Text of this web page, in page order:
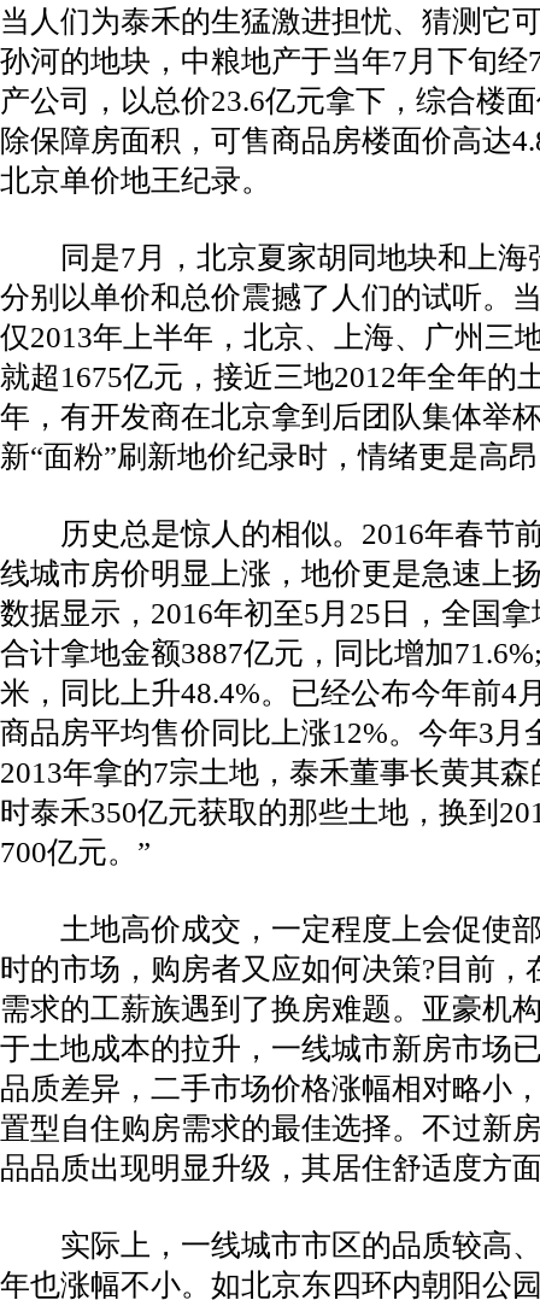
当人们为泰禾的生猛激进担忧、猜测它
孙河的地块，中粮地产于当年7月下旬经
产公司，以总价23.6亿元拿下，综合楼
除保障房面积，可售商品房楼面价高达
北京单价地王纪录。
同是7月，北京夏家胡同地块和上海
分别以单价和总价震撼了人们的试听。
仅2013年上半年，北京、上海、广州三
就超1675亿元，接近三地2012年全年的
年，有开发商在北京拿到后团队集体举
新“面粉”刷新地价纪录时，情绪更是高
历史总是惊人的相似。2016年春节
线城市房价明显上涨，地价更是急速上
数据显示，2016年初至5月25日，全国
合计拿地金额3887亿元，同比增加
米，同比上升48.4%。已经公布今年前4
商品房平均售价同比上涨12%。今年3月
2013年拿的7宗土地，泰禾董事长黄其
时泰禾350亿元获取的那些土地，换到
700亿元。”
土地高价成交，一定程度上会促使
时的市场，购房者又应如何决策?目前
需求的工薪族遇到了换房难题。亚豪机
于土地成本的拉升，一线城市新房市场
品质差异，二手市场价格涨幅相对略小
置型自住购房需求的最佳选择。不过新
品品质出现明显升级，其居住舒适度方
实际上，一线城市市区的品质较高
年也涨幅不小。如北京东四环内朝阳公